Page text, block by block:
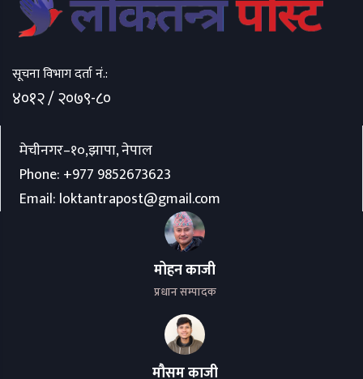
सूचना विभाग दर्ता नं.:
४०१२ / २०७९-८०
मेचीनगर–१०,झापा, नेपाल
Phone: +977 9852673623
Email: loktantrapost@gmail.com
मोहन काजी
प्रधान सम्पादक
मौसम काजी